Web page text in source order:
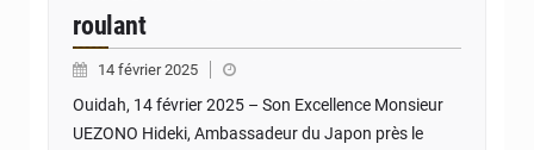
roulant
14 février 2025
Ouidah, 14 février 2025 – Son Excellence Monsieur
UEZONO Hideki, Ambassadeur du Japon près le